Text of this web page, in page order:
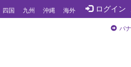
ログイン
四国 九州 沖縄 海外
バ